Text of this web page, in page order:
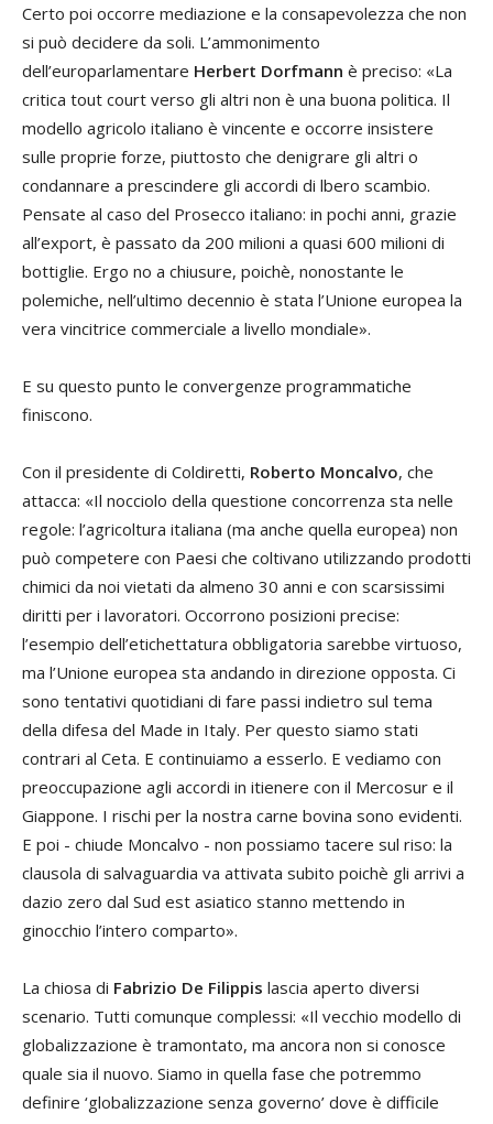
Certo poi occorre mediazione e la consapevolezza che non
si può decidere da soli. L’ammonimento
dell’europarlamentare Herbert Dorfmann è preciso: «La
critica tout court verso gli altri non è una buona politica. Il
modello agricolo italiano è vincente e occorre insistere
sulle proprie forze, piuttosto che denigrare gli altri o
condannare a prescindere gli accordi di lbero scambio.
Pensate al caso del Prosecco italiano: in pochi anni, grazie
all’export, è passato da 200 milioni a quasi 600 milioni di
bottiglie. Ergo no a chiusure, poichè, nonostante le
polemiche, nell’ultimo decennio è stata l’Unione europea la
vera vincitrice commerciale a livello mondiale».
E su questo punto le convergenze programmatiche
finiscono.
Con il presidente di Coldiretti, Roberto Moncalvo, che
attacca: «Il nocciolo della questione concorrenza sta nelle
regole: l’agricoltura italiana (ma anche quella europea) non
può competere con Paesi che coltivano utilizzando prodotti
chimici da noi vietati da almeno 30 anni e con scarsissimi
diritti per i lavoratori. Occorrono posizioni precise:
l’esempio dell’etichettatura obbligatoria sarebbe virtuoso,
ma l’Unione europea sta andando in direzione opposta. Ci
sono tentativi quotidiani di fare passi indietro sul tema
della difesa del Made in Italy. Per questo siamo stati
contrari al Ceta. E continuiamo a esserlo. E vediamo con
preoccupazione agli accordi in itienere con il Mercosur e il
Giappone. I rischi per la nostra carne bovina sono evidenti.
E poi - chiude Moncalvo - non possiamo tacere sul riso: la
clausola di salvaguardia va attivata subito poichè gli arrivi a
dazio zero dal Sud est asiatico stanno mettendo in
ginocchio l’intero comparto».
La chiosa di Fabrizio De Filippis lascia aperto diversi
scenario. Tutti comunque complessi: «Il vecchio modello di
globalizzazione è tramontato, ma ancora non si conosce
quale sia il nuovo. Siamo in quella fase che potremmo
definire ‘globalizzazione senza governo’ dove è difficile